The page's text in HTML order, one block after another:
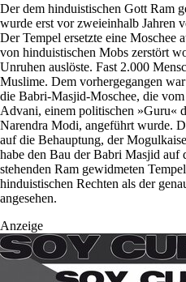
Der dem hinduistischen Gott Ram
wurde erst vor zweieinhalb Jahren
Der Tempel ersetzte eine Moschee
von hinduistischen Mobs zerstört
Unruhen auslöste. Fast 2.000
Muslime. Dem vorhergegangen
die Babri-Masjid-Moschee, die
Advani, einem politischen »Guru«
Narendra Modi, angeführt wurde.
auf die Behauptung, der
habe den Bau der Babri Masjid auf
stehenden Ram gewidmeten
hinduistischen Rechten als der
angesehen.
Anzeige